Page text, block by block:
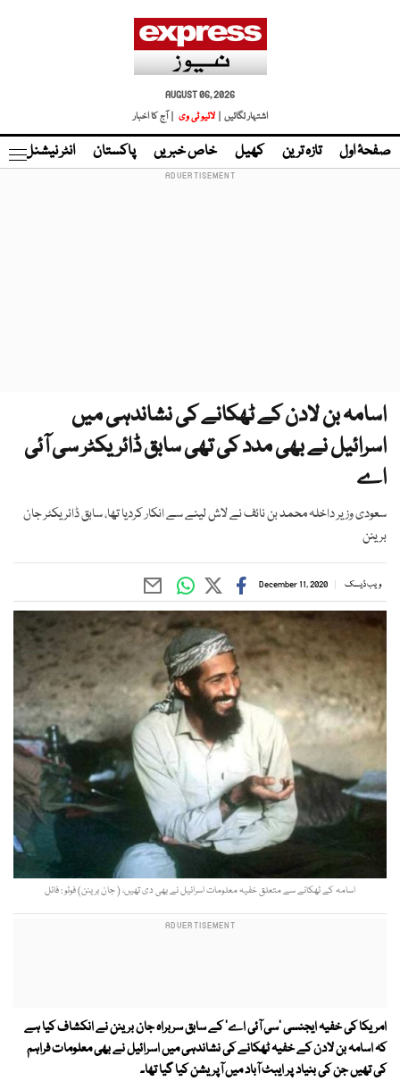
AUGUST 06, 2026
اشتہار لگائیں |
لائیو ٹی وی | آج کا اخبار
صفحۂ اول تازہ ترین کھیل خاص خبریں پاکستان انٹر نیشنل
اسامہ بن لادن کے ٹھکانے کی نشاندہی میں
اسرائیل نے بھی مدد کی تھی سابق ڈائریکٹر سی آئی
اے
سعودی وزیر داخلہ محمد بن نائف نے لاش لینے سے انکار کردیا تھا، سابق ڈائریکٹر جان
برینن
ویب ڈیسک December 11, 2020
اسامہ کے ٹھکانے سے متعلق خفیہ معلومات اسرائیل نے بھی دی تھیں، ( جان برینن) فوٹو : فائل
امریکا کی خفیہ ایجنسی 'سی آئی اے' کے سابق سربراہ جان برینن نے انکشاف کیا ہے
کہ اسامہ بن لادن کے خفیہ ٹھکانے کی نشاندہی میں اسرائیل نے بھی معلومات فراہم
کی تھیں جن کی بنیاد پر ایبٹ آباد میں آپریشن کیا گیا تھا۔